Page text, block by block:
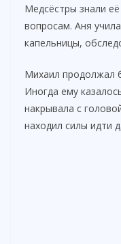
Медсёстры знали
вопросам. Аня
капельницы,
Михаил продолжал
Иногда ему
накрывала с
находил силы идти